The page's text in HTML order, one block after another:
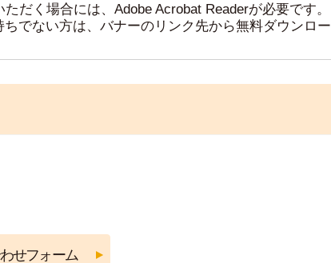
だく場合には、Adobe Acrobat Readerが必要です。
ちでない方は、バナーのリンク先から無料ダウンロー